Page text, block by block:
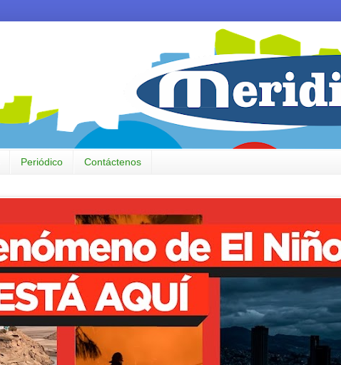
Periódico Contáctenos